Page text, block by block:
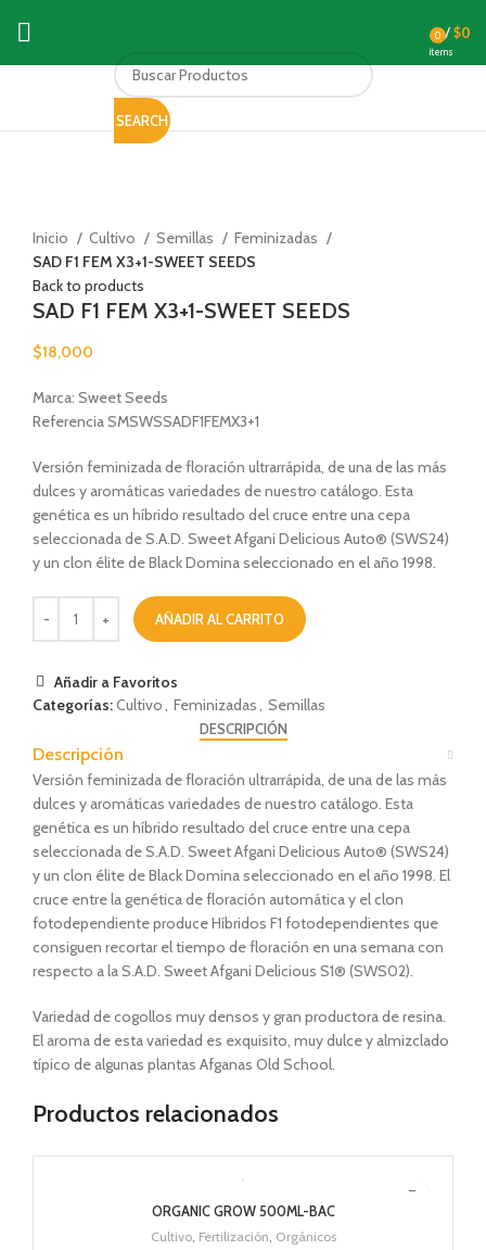
0
items
/$0
SEARCH
Inicio
Cultivo Semillas
Feminizadas
SAD F1 FEM X3+1-SWEET SEEDS
Back to products
SAD F1 FEM X3+1-SWEET SEEDS
$18,000
Marca: Sweet Seeds
Referencia SMSWSSADF1FEMX3+1
Versión feminizada de floración ultrarrápida, de una de las más
dulces y aromáticas variedades de nuestro catálogo. Esta
genética es un híbrido resultado del cruce entre una cepa
seleccionada de S.A.D. Sweet Afgani Delicious Auto® (SWS24)
y un clon élite de Black Domina seleccionado en el año 1998.
AÑADIR AL CARRITO
Añadir a Favoritos
Categorías:Cultivo Feminizadas Semillas
DESCRIPCIÓN
Descripción
Versión feminizada de floración ultrarrápida, de una de las más
dulces y aromáticas variedades de nuestro catálogo. Esta
genética es un híbrido resultado del cruce entre una cepa
seleccionada de S.A.D. Sweet Afgani Delicious Auto® (SWS24)
y un clon élite de Black Domina seleccionado en el año 1998. El
cruce entre la genética de floración automática y el clon
fotodependiente produce Híbridos F1 fotodependientes que
consiguen recortar el tiempo de floración en una semana con
respecto a la S.A.D. Sweet Afgani Delicious S1® (SWS02).
Variedad de cogollos muy densos y gran productora de resina.
El aroma de esta variedad es exquisito, muy dulce y almizclado
típico de algunas plantas Afganas Old School.
Productos relacionados
ORGANIC GROW 500ML-BAC
Cultivo, Fertilización Orgánicos